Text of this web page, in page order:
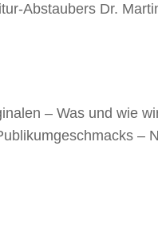
Abstaubers Dr.
– Was und wie
–